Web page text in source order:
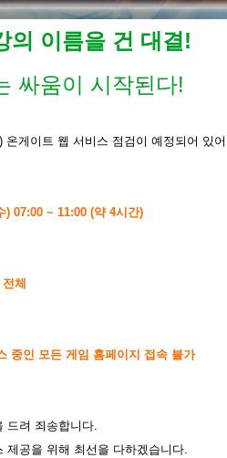
의 이름을 건 대결!
싸움이 시작된다!
온게이트 웹 서비스 점검이 예정되어 있
) 07:00 ~ 11:00 (약 4시간)
체
중인 모든 게임 홈페이지 접속 불가
드려 죄송합니다.
제공을 위해 최선을 다하겠습니다.